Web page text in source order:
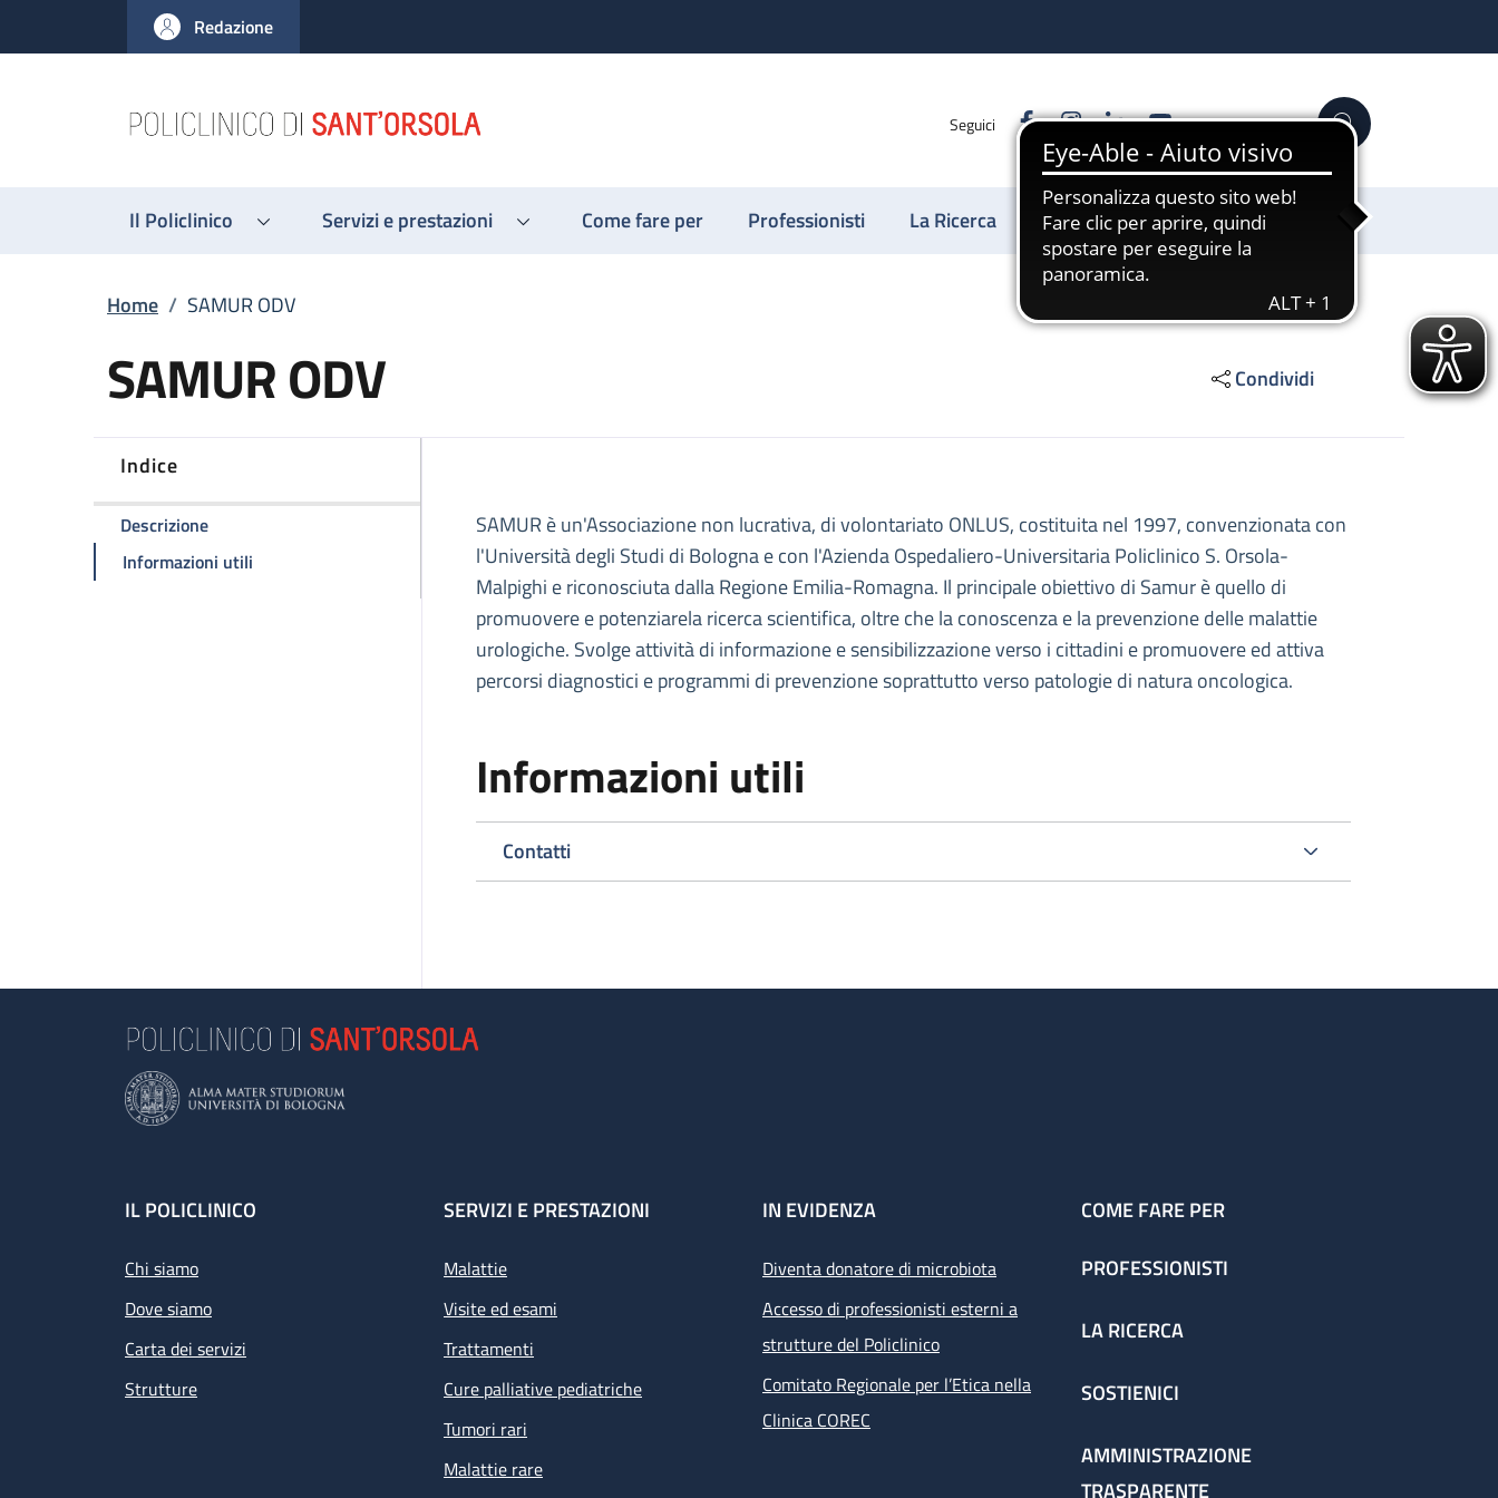
al contenuto principale
to footer content
Redazione
Seguici FacebookInstagram
LinkedinYouTube Cerca
Il Policlinico Servizi e prestazioni Come fare per Professionisti La Ricerca Sostienici
Briciole di pane
Home / SAMUR ODV
SAMUR ODV Condividi
Indice
Descrizionedella pagina SAMUR ODV
Informazioni utili
Descrizione
SAMUR è un'Associazione non lucrativa, di volontariato ONLUS, costituita nel 1997, convenzionata con
l'Università degli Studi di Bologna e con l'Azienda Ospedaliero-Universitaria Policlinico S. Orsola-
Malpighi e riconosciuta dalla Regione Emilia-Romagna. Il principale obiettivo di Samur è quello di
promuovere e potenziarela ricerca scientifica, oltre che la conoscenza e la prevenzione delle malattie
urologiche. Svolge attività di informazione e sensibilizzazione verso i cittadini e promuovere ed attiva
percorsi diagnostici e programmi di prevenzione soprattutto verso patologie di natura oncologica.
Informazioni utili
Contatti
Footer
IL POLICLINICO
Chi siamo
Dove siamo
Carta dei servizi
Strutture
SERVIZI E PRESTAZIONI
Malattie
Visite ed esami
Trattamenti
Cure palliative pediatriche
Tumori rari
Malattie rare
IN EVIDENZA
Diventa donatore di microbiota
Accesso di professionisti esterni a
strutture del Policlinico
Comitato Regionale per l’Etica nella
Clinica COREC
COME FARE PER
PROFESSIONISTI
LA RICERCA
SOSTIENICI
AMMINISTRAZIONE
TRASPARENTE